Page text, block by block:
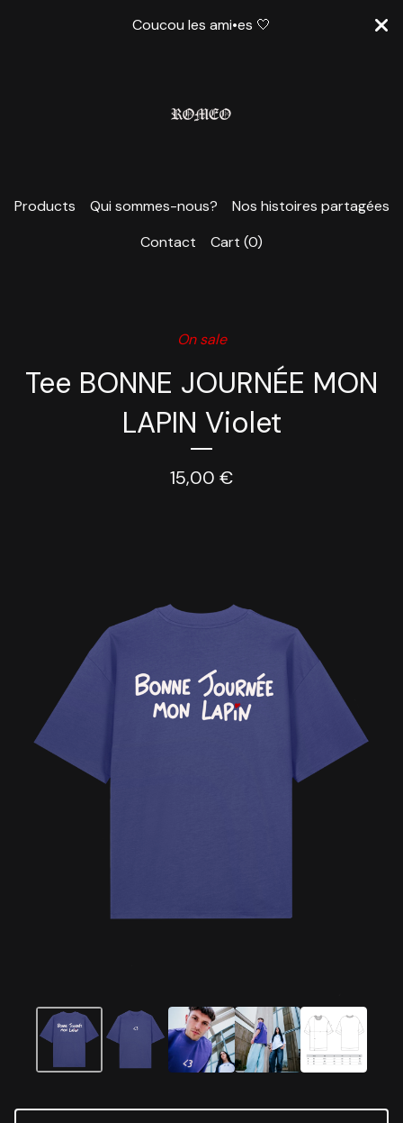
Coucou les ami•es 🤍
Products Qui sommes-nous?
Nos histoires partagées
Contact
Cart (0)
On sale
Tee BONNE JOURNÉE MON
LAPIN Violet
15,00 €